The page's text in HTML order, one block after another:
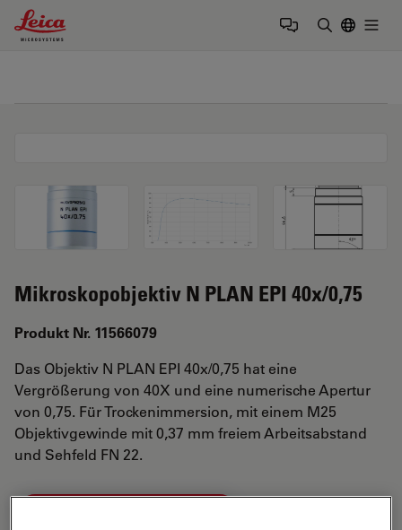
Leica Microsystems Logo
Mikroskopobjektiv N PLAN EPI 40x/0,75
Produkt Nr. 11566079
Das Objektiv N PLAN EPI 40x/0,75 hat eine
Vergrößerung von 40X und eine numerische Apertur
von 0,75. Für Trockenimmersion, mit einem M25
Objektivgewinde mit 0,37 mm freiem Arbeitsabstand
und Sehfeld FN 22.